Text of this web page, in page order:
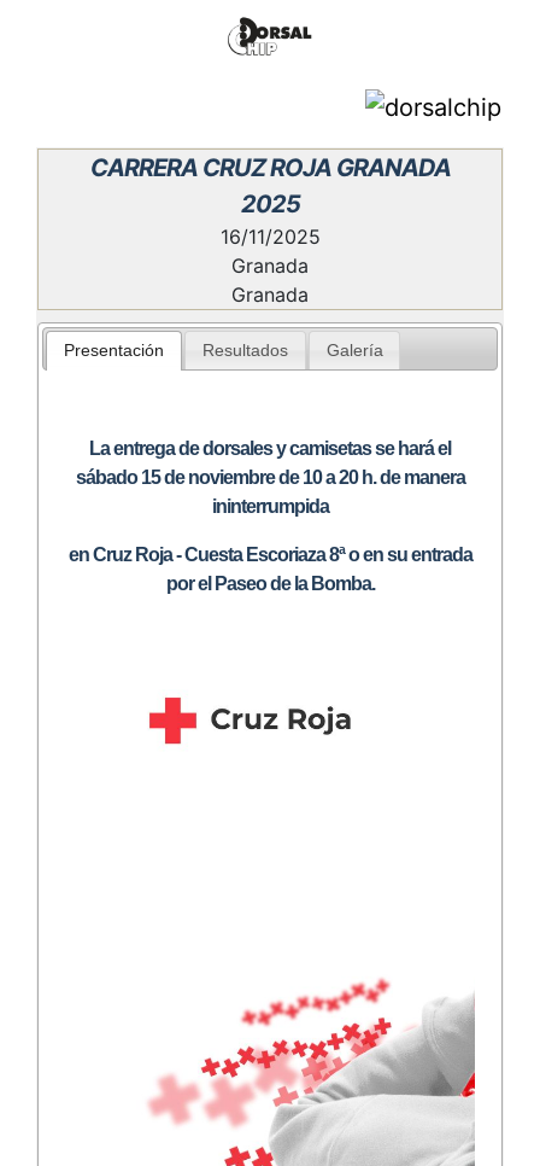
CARRERA CRUZ ROJA GRANADA
2025
16/11/2025
Granada
Granada
Presentación Resultados Galería
La entrega de dorsales y camisetas se hará el
sábado 15 de noviembre de 10 a 20 h. de manera
ininterrumpida
en Cruz Roja - Cuesta Escoriaza 8ª o en su entrada
por el Paseo de la Bomba.